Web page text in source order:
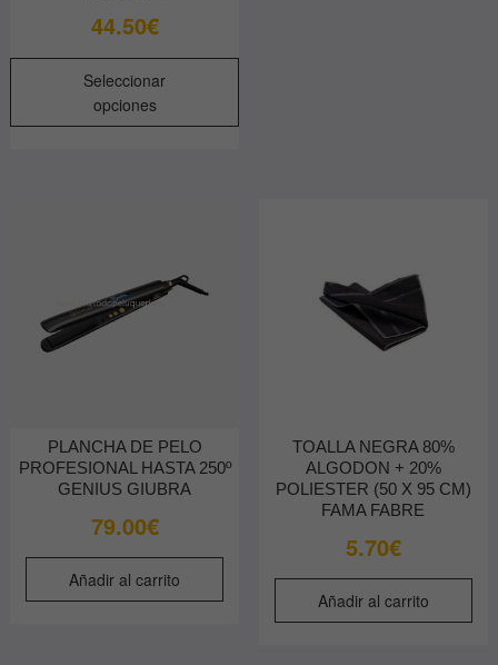
44.50€
Seleccionar
opciones
Este
producto
PLANCHA DE PELO
PROFESIONAL HASTA 250º
GENIUS GIUBRA
79.00€
Añadir al carrito
TOALLA NEGRA 80%
ALGODON + 20%
POLIESTER (50 X 95 CM)
FAMA FABRE
5.70€
Añadir al carrito